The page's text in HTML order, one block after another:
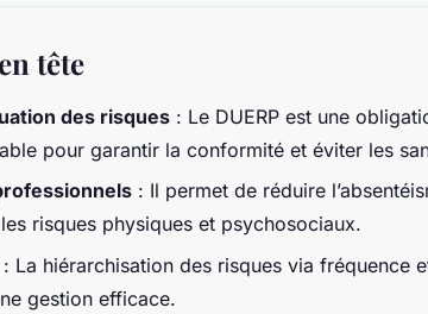
tête
des risques : Le DUERP est une
pour garantir la conformité et éviter les
: Il permet de réduire
risques physiques et psychosociaux.
: La hiérarchisation des risques via fréquence
gestion efficace.